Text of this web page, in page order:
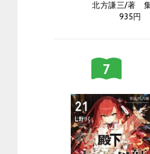
北方謙三/著
935円